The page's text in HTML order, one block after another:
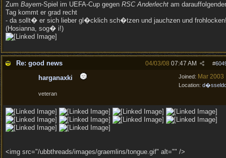
Zum Bayern-Spiel im UEFA-Cup gegen RSC Anderlecht am
Tag kommt er grad recht
- da sollt� er sich lieber gl�cklich sch�tzen und jauchzen und
(Hosianna, sog� i!)
Re: good news #
04/03/08 07:47 AM
Joined: Mar 2003
Location:
harganaxki
veteran
<img src="/ubbthreads/images/graemlins/tongue.gif" alt="" />